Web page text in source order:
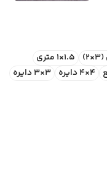
1.5×1 متری
4×4 دایره
3×3 دایره